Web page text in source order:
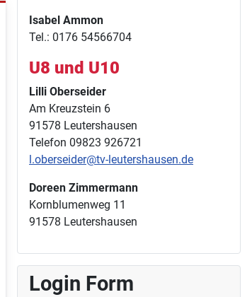
Isabel Ammon
Tel.: 0176 54566704
U8 und U10
Lilli Oberseider
Am Kreuzstein 6
91578 Leutershausen
Telefon 09823 926721
l.oberseider@tv-leutershausen.de
Doreen Zimmermann
Kornblumenweg 11
91578 Leutershausen
Login Form